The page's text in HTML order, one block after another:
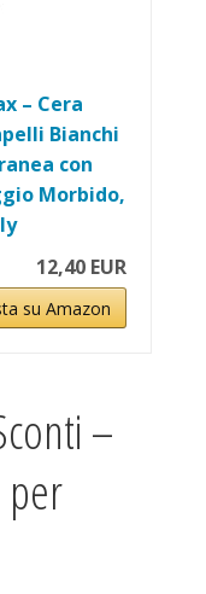
– Cera
Bianchi
con
Morbido,
12,40 EUR
su Amazon
–
per